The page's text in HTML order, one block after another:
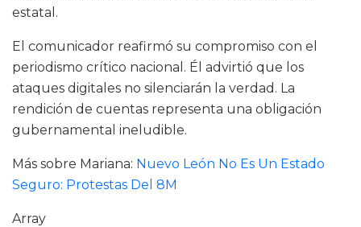
estatal.
El comunicador reafirmó su compromiso con el
periodismo crítico nacional. Él advirtió que los
ataques digitales no silenciarán la verdad. La
rendición de cuentas representa una obligación
gubernamental ineludible.
Más sobre Mariana: Nuevo León No Es Un Estado
Seguro: Protestas Del 8M
Array